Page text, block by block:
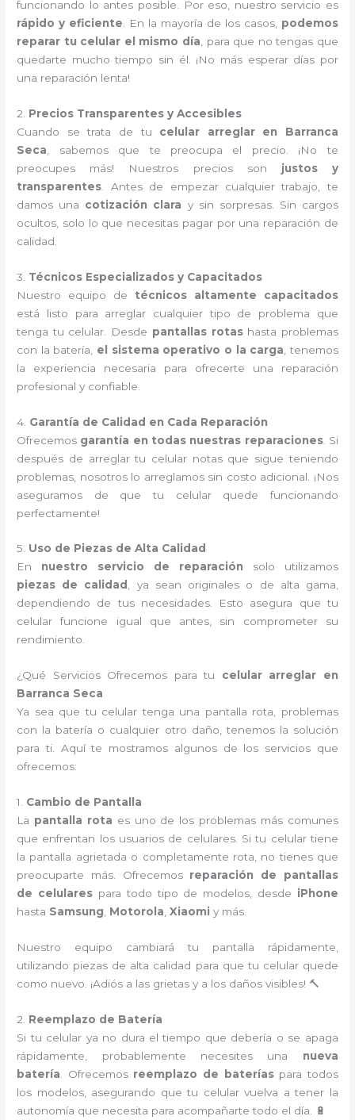
funcionando lo antes posible. Por eso, nuestro servicio es
rápido y eficiente . En la mayoría de los casos, podemos
reparar tu celular el mismo día , para que no tengas que
quedarte mucho tiempo sin él. ¡No más esperar días por
una reparación lenta!
2. Precios Transparentes y Accesibles
Cuando se trata de tu celular arreglar en Barranca
Seca , sabemos que te preocupa el precio. ¡No te
preocupes más! Nuestros precios son justos y
transparentes . Antes de empezar cualquier trabajo, te
damos una cotización clara y sin sorpresas. Sin cargos
ocultos, solo lo que necesitas pagar por una reparación de
calidad.
3. Técnicos Especializados y Capacitados
Nuestro equipo de técnicos altamente capacitados
está listo para arreglar cualquier tipo de problema que
tenga tu celular. Desde pantallas rotashasta problemas
con la batería, el sistema operativo o la carga , tenemos
la experiencia necesaria para ofrecerte una reparación
profesional y confiable.
4. Garantía de Calidad en Cada Reparación
Ofrecemos garantía en todas nuestras reparaciones. Si
después de arreglar tu celular notas que sigue teniendo
problemas, nosotros lo arreglamos sin costo adicional. ¡Nos
aseguramos de que tu celular quede funcionando
perfectamente!
5. Uso de Piezas de Alta Calidad
En nuestro servicio de reparación solo utilizamos
piezas de calidad , ya sean originales o de alta gama,
dependiendo de tus necesidades. Esto asegura que tu
celular funcione igual que antes, sin comprometer su
rendimiento.
¿Qué Servicios Ofrecemos para tu celular arreglar en
Barranca Seca
Ya sea que tu celular tenga una pantalla rota, problemas
con la batería o cualquier otro daño, tenemos la solución
para ti. Aquí te mostramos algunos de los servicios que
ofrecemos:
1. Cambio de Pantalla
La pantalla rota es uno de los problemas más comunes
que enfrentan los usuarios de celulares. Si tu celular tiene
la pantalla agrietada o completamente rota, no tienes que
preocuparte más. Ofrecemos reparación de pantallas
de celularespara todo tipo de modelos, desde iPhone
hasta Samsung Motorola ,Xiaomi y más.
Nuestro equipo cambiará tu pantalla rápidamente,
utilizando piezas de alta calidad para que tu celular quede
como nuevo. ¡Adiós a las grietas y a los daños visibles! 🔨
2. Reemplazo de Batería
Si tu celular ya no dura el tiempo que debería o se apaga
rápidamente, probablemente necesites una nueva
batería . Ofrecemos reemplazo de bateríaspara todos
los modelos, asegurando que tu celular vuelva a tener la
autonomía que necesita para acompañarte todo el día. 🔋